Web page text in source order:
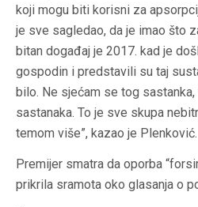
koji mogu biti korisni za
je sve sagledao, da je imao što
bitan događaj je 2017. kad je
gospodin i predstavili su taj
bilo. Ne sjećam se tog
sastanaka. To je sve skupa
temom više”, kazao je Plenković.
Premijer smatra da oporba
prikrila sramota oko glasanja o